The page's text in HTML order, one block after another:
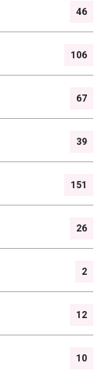
46
106
67
39
151
26
2
12
10